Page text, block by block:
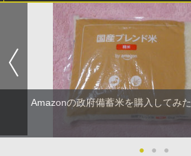
Amazonの政府備蓄米を購入してみた
● ● ●